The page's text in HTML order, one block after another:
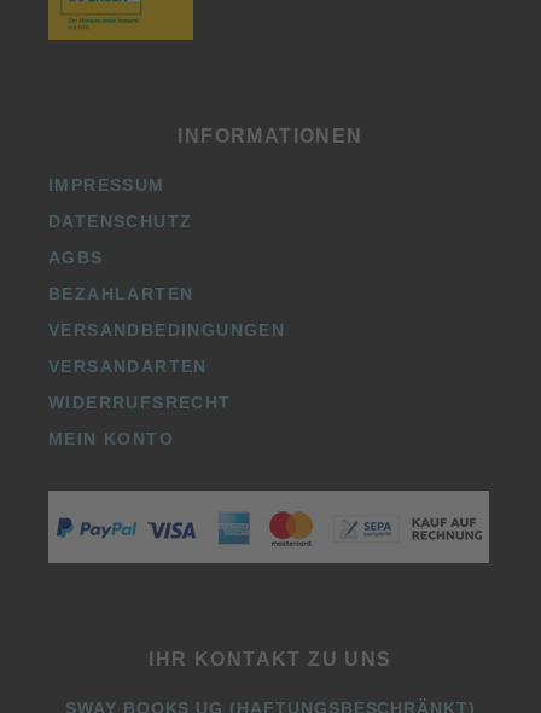
INFORMATIONEN
IMPRESSUM
DATENSCHUTZ
AGBS
BEZAHLARTEN
VERSANDBEDINGUNGEN
VERSANDARTEN
WIDERRUFSRECHT
MEIN KONTO
IHR KONTAKT ZU UNS
SWAY BOOKS UG (HAFTUNGSBESCHRÄNKT)